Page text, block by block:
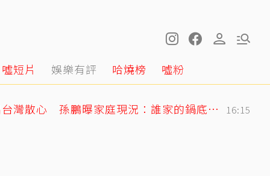
噓短片 娛樂有評 哈燒榜 噓粉
孫安佐出庭！狄鶯飛出台灣散心 孫鵬曝家庭現況：誰家的鍋底沒有灰塵 16:15